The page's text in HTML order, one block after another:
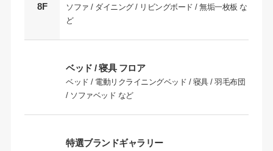
8F
ソファ / ダイニング / リビングボード / 無垢一枚板 な
ど
ベッド / 寝具 フロア
ベッド / 電動リクライニングベッド / 寝具 / 羽毛布団
/ ソファベッド など
特選ブランドギャラリー